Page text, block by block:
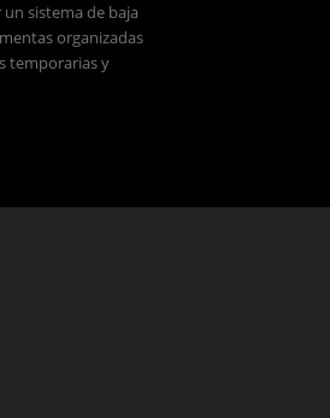
sistema de baja
organizadas
temporarias y